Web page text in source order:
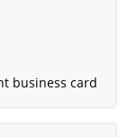
business card